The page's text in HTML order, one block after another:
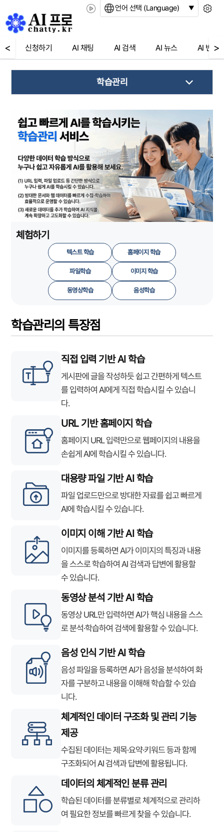
< 신청하기 AI 채팅 AI 검색 AI 뉴스 AI 번역
>
학습관리
체험하기
텍스트 학습 홈페이지 학습
파일학습 이미지 학습
동영상학습 음성학습
학습관리의 특장점
직접 입력 기반 AI 학습
게시판에 글을 작성하듯 쉽고 간편하게 텍스트
를 입력하여 AI에게 직접 학습시킬 수 있습니
다.
URL 기반 홈페이지 학습
홈페이지 URL 입력만으로 웹페이지의 내용을
손쉽게 AI에 학습시킬 수 있습니다.
대용량 파일 기반 AI 학습
파일 업로드만으로 방대한 자료를 쉽고 빠르게
AI에 학습시킬 수 있습니다.
이미지 이해 기반 AI 학습
이미지를 등록하면 AI가 이미지의 특징과 내용
을 스스로 학습하여 AI 검색과 답변에 활용할
수 있습니다.
동영상 분석 기반 AI 학습
동영상 URL만 입력하면 AI가 핵심 내용을 스스
로 분석·학습하여 검색에 활용할 수 있습니다.
음성 인식 기반 AI 학습
음성 파일을 등록하면 AI가 음성을 분석하여 화
자를 구분하고 내용을 이해해 학습할 수 있습
니다.
체계적인 데이터 구조화 및 관리 기능
제공
수집된 데이터는 제목·요약·키워드 등과 함께
구조화되어 AI 검색과 답변에 활용됩니다.
데이터의 체계적인 분류 관리
학습된 데이터를 분류별로 체계적으로 관리하
여 필요한 정보를 빠르게 찾을 수 있습니다.
언어 선택 (Language)